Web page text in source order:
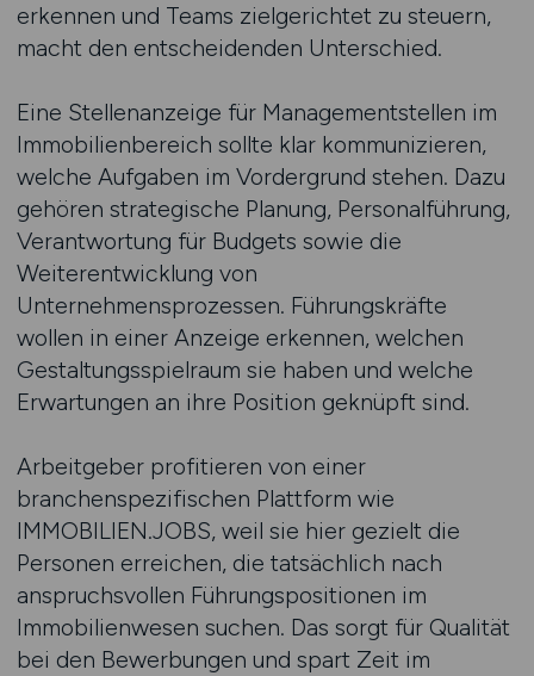
erkennen und Teams zielgerichtet zu steuern,
macht den entscheidenden Unterschied.
Eine Stellenanzeige für Managementstellen im
Immobilienbereich sollte klar kommunizieren,
welche Aufgaben im Vordergrund stehen. Dazu
gehören strategische Planung, Personalführung,
Verantwortung für Budgets sowie die
Weiterentwicklung von
Unternehmensprozessen. Führungskräfte
wollen in einer Anzeige erkennen, welchen
Gestaltungsspielraum sie haben und welche
Erwartungen an ihre Position geknüpft sind.
Arbeitgeber profitieren von einer
branchenspezifischen Plattform wie
IMMOBILIEN.JOBS, weil sie hier gezielt die
Personen erreichen, die tatsächlich nach
anspruchsvollen Führungspositionen im
Immobilienwesen suchen. Das sorgt für Qualität
bei den Bewerbungen und spart Zeit im